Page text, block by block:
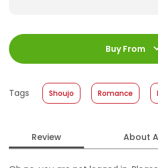
ISBN :
978-602-
184
Size
:
11,4 x 17,2
Format
: Hardcover
Buy From
Tags Shoujo Romance
Review About